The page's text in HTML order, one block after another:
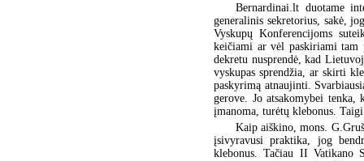
Bernardinai.lt duotame
generalinis sekretorius, sakė,
Vyskupų Konferencijoms
keičiami ar vėl paskiriami tam
dekretu nusprendė, kad
vyskupas sprendžia, ar skirti
paskyrimą atnaujinti.
gerove. Jo atsakomybei
įmanoma, turėtų klebonus.
Kaip aiškino, mons.
įsivyravusi praktika, jog
klebonus. Tačiau II Vatikano